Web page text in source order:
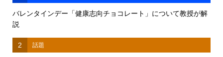
バレンタインデー「健康志向チョコレート」について教授が解
説
2 話題